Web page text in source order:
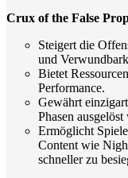
Crux of the False
Steigert die
und
Bietet
Performance.
Gewährt
Phasen
Ermöglicht
Content wie
schneller zu